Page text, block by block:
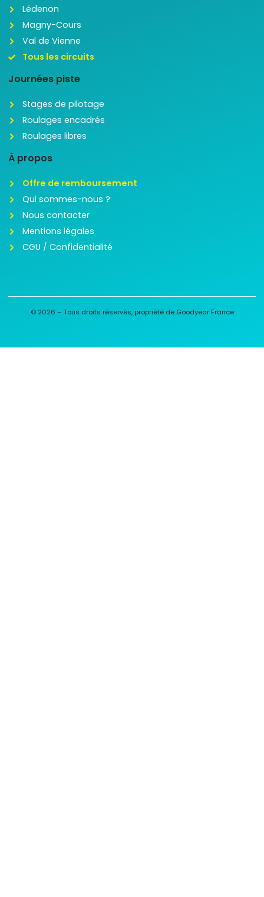
Lédenon
Magny-Cours
Val de Vienne
Tous les circuits
Journées piste
Stages de pilotage
Roulages encadrés
Roulages libres
À propos
Offre de remboursement
Qui sommes-nous ?
Nous contacter
Mentions légales
CGU / Confidentialité
© 2026 – Tous droits réservés, propriété de Goodyear France